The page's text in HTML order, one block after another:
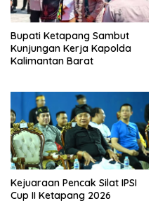
Bupati Ketapang Sambut
Kunjungan Kerja Kapolda
Kalimantan Barat
Kejuaraan Pencak Silat IPSI
Cup II Ketapang 2026